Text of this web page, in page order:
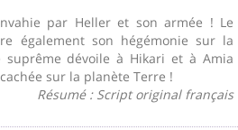
par Heller et son armée ! Le
également son hégémonie sur la
dévoile à Hikari et à Amia
sur la planète Terre !
Résumé : Script original français